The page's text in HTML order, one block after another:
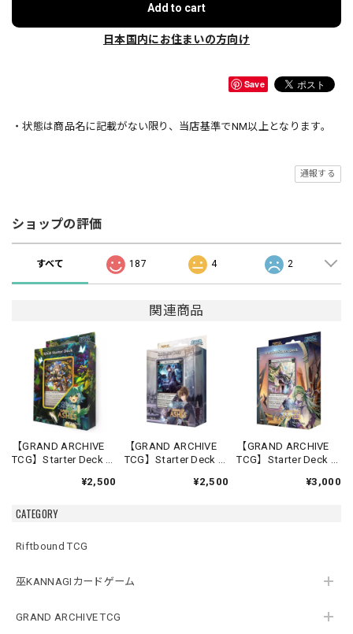
CATEGORY
Riftbound TCG
巫KANNAGIカードゲーム
GRAND ARCHIVE TCG
Add to cart
日本国内にお住まいの方向け
Save
・状態は商品名に記載がない限り、当店基準でNM以上となります。
通報する
ショップの評価
すべて 187 4 2
関連商品
【GRAND ARCHIVE
TCG】Starter Deck -
Ashes】《英語版》
¥2,500
【GRAND ARCHIVE
TCG】Starter Deck -
Ashes】《英語版》
¥2,500
【GRAND ARCHIVE
TCG】Starter Deck -
Ashes】《英語版》
¥3,000